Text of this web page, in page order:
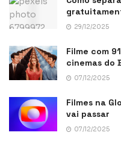
29/12/2025
Filme com
cinemas do
07/12/2025
Filmes na
vai passar
07/12/2025